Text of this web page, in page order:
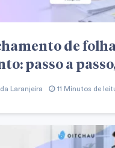
de
passo a
Laranjeira 11 Minutos de